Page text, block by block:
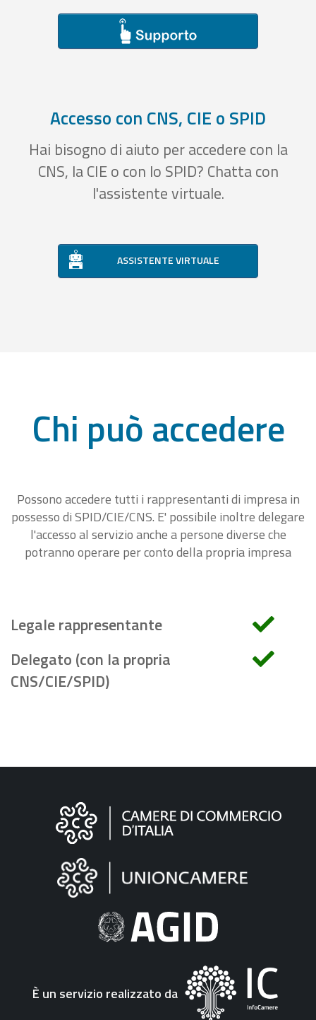
Accesso con CNS, CIE o SPID
Hai bisogno di aiuto per accedere con la
CNS, la CIE o con lo SPID? Chatta con
l'assistente virtuale.
ASSISTENTE VIRTUALE
Chi può accedere
Possono accedere tutti i rappresentanti di impresa in
possesso di SPID/CIE/CNS. E' possibile inoltre delegare
l'accesso al servizio anche a persone diverse che
potranno operare per conto della propria impresa
Legale rappresentante
Delegato (con la propria
CNS/CIE/SPID)
Informazioni
"Fattura
Elettronica"
È un servizio realizzato da